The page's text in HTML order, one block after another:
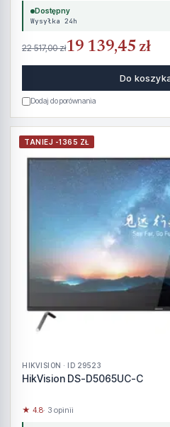
Dostępny
Wysyłka 24h
22 517,00 zł19 139,45 zł
Do
Dodaj do porównania
TANIEJ -1365 ZŁ
HIKVISION · ID 29523
HikVision DS-D5065UC-C
★ 4.8· 3 opinii